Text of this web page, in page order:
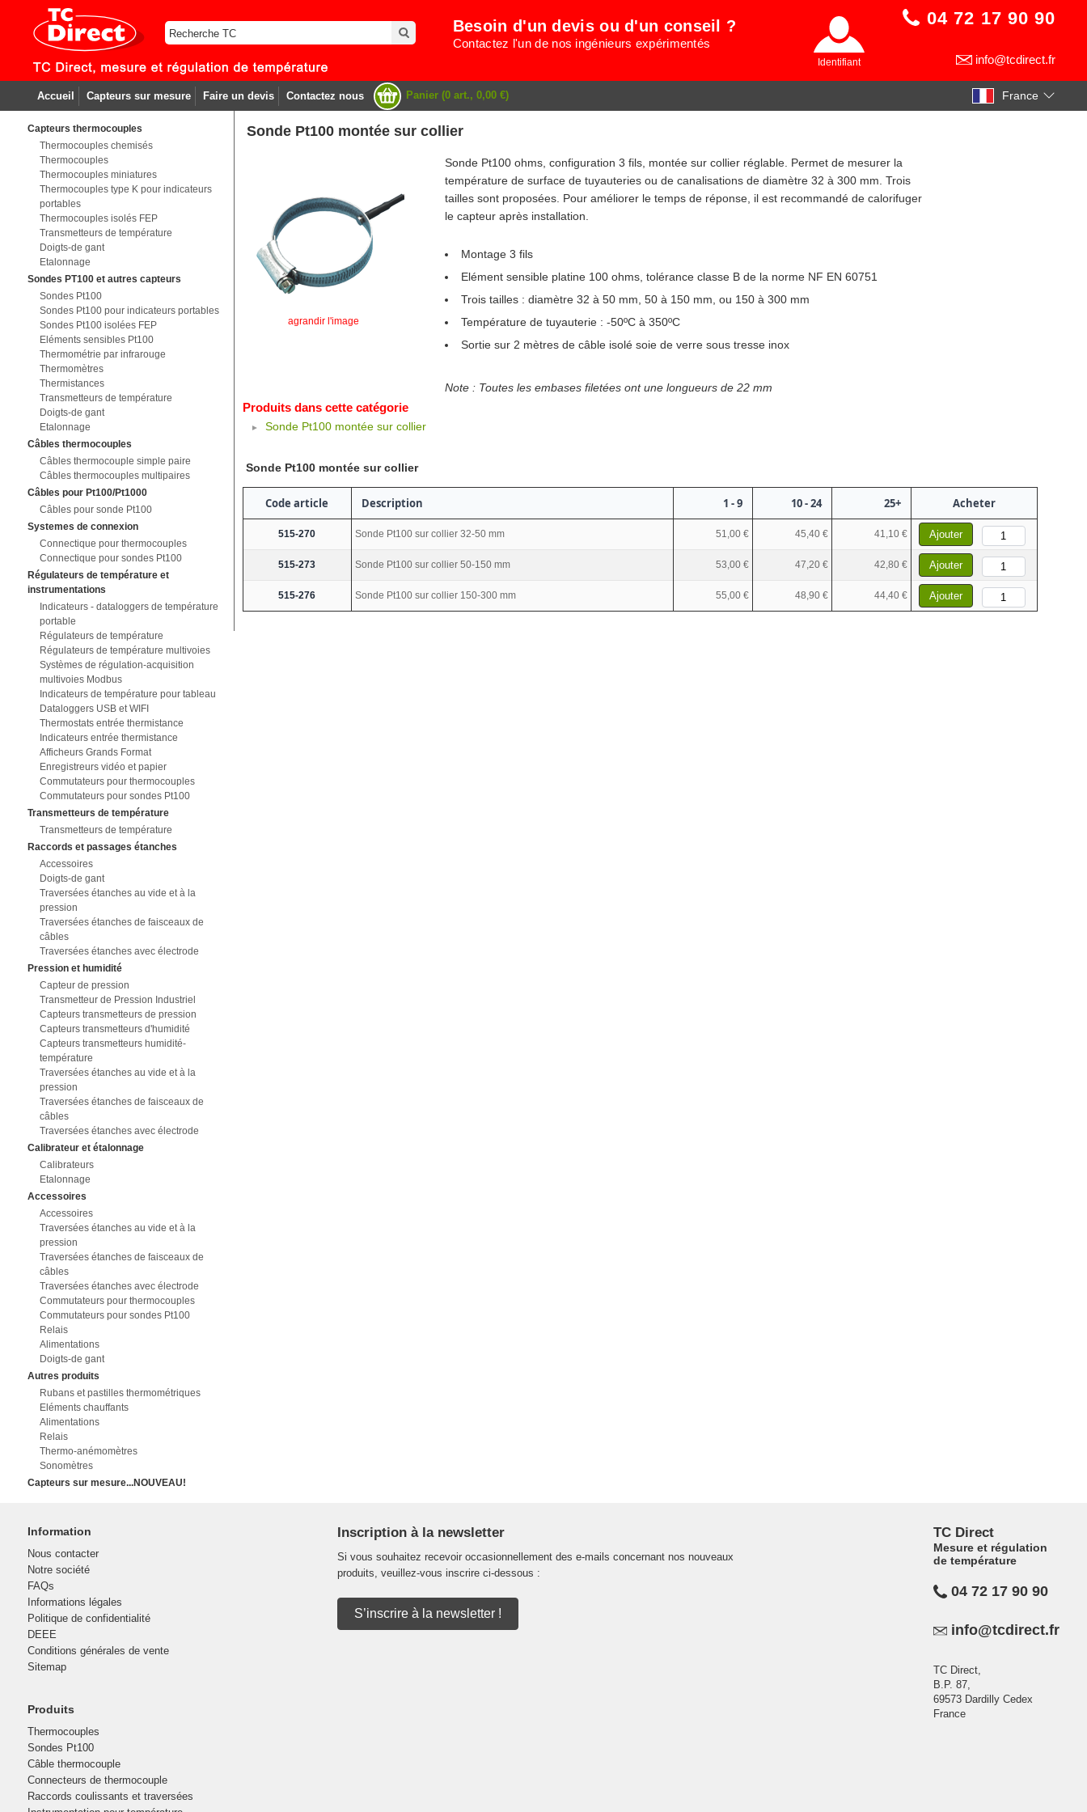
France
04 72 17 90 90
info@tcdirect.fr
Identifiant
Besoin d'un devis ou d'un conseil ?
Contactez l'un de nos ingénieurs expérimentés
Accueil Capteurs sur mesure Faire un devis Contactez nous Panier (0 art., 0,00 €)
Capteurs thermocouples
Thermocouples chemisés
Thermocouples
Thermocouples miniatures
Thermocouples type K pour indicateurs
portables
Thermocouples isolés FEP
Transmetteurs de température
Doigts-de gant
Etalonnage
Sondes PT100 et autres capteurs
Sondes Pt100
Sondes Pt100 pour indicateurs portables
Sondes Pt100 isolées FEP
Eléments sensibles Pt100
Thermométrie par infrarouge
Thermomètres
Thermistances
Transmetteurs de température
Doigts-de gant
Etalonnage
Câbles thermocouples
Câbles thermocouple simple paire
Câbles thermocouples multipaires
Câbles pour Pt100/Pt1000
Câbles pour sonde Pt100
Systemes de connexion
Connectique pour thermocouples
Connectique pour sondes Pt100
Régulateurs de température et
instrumentations
Indicateurs - dataloggers de température
portable
Régulateurs de température
Régulateurs de température multivoies
Systèmes de régulation-acquisition
multivoies Modbus
Indicateurs de température pour tableau
Dataloggers USB et WIFI
Thermostats entrée thermistance
Indicateurs entrée thermistance
Afficheurs Grands Format
Enregistreurs vidéo et papier
Commutateurs pour thermocouples
Commutateurs pour sondes Pt100
Transmetteurs de température
Transmetteurs de température
Raccords et passages étanches
Accessoires
Doigts-de gant
Traversées étanches au vide et à la
pression
Traversées étanches de faisceaux de
câbles
Traversées étanches avec électrode
Pression et humidité
Capteur de pression
Transmetteur de Pression Industriel
Capteurs transmetteurs de pression
Capteurs transmetteurs d'humidité
Capteurs transmetteurs humidité-
température
Traversées étanches au vide et à la
pression
Traversées étanches de faisceaux de
câbles
Traversées étanches avec électrode
Calibrateur et étalonnage
Calibrateurs
Etalonnage
Accessoires
Accessoires
Traversées étanches au vide et à la
pression
Traversées étanches de faisceaux de
câbles
Traversées étanches avec électrode
Commutateurs pour thermocouples
Commutateurs pour sondes Pt100
Relais
Alimentations
Doigts-de gant
Autres produits
Rubans et pastilles thermométriques
Eléments chauffants
Alimentations
Relais
Thermo-anémomètres
Sonomètres
Capteurs sur mesure...NOUVEAU!
Sonde Pt100 montée sur collier
agrandir l'image
Sonde Pt100 ohms, configuration 3 fils, montée sur collier réglable. Permet de mesurer la
température de surface de tuyauteries ou de canalisations de diamètre 32 à 300 mm. Trois
tailles sont proposées. Pour améliorer le temps de réponse, il est recommandé de calorifuger
le capteur après installation.
Montage 3 fils
Elément sensible platine 100 ohms, tolérance classe B de la norme NF EN 60751
Trois tailles : diamètre 32 à 50 mm, 50 à 150 mm, ou 150 à 300 mm
Température de tuyauterie : -50ºC à 350ºC
Sortie sur 2 mètres de câble isolé soie de verre sous tresse inox
Note : Toutes les embases filetées ont une longueurs de 22 mm
Produits dans cette catégorie
Sonde Pt100 montée sur collier
Sonde Pt100 montée sur collier
Code article Description 1 - 9 10 - 24 25+ Acheter
515-270 Sonde Pt100 sur collier 32-50 mm 51,00 € 45,40 € 41,10 € Ajouter
515-273 Sonde Pt100 sur collier 50-150 mm 53,00 € 47,20 € 42,80 € Ajouter
515-276 Sonde Pt100 sur collier 150-300 mm 55,00 € 48,90 € 44,40 € Ajouter
Information
Nous contacter
Notre société
FAQs
Informations légales
Politique de confidentialité
DEEE
Conditions générales de vente
Sitemap
Produits
Thermocouples
Sondes Pt100
Câble thermocouple
Connecteurs de thermocouple
Raccords coulissants et traversées
Inscription à la newsletter
Si vous souhaitez recevoir occasionnellement des e-mails concernant nos nouveaux
produits, veuillez-vous inscrire ci-dessous :
S’inscrire à la newsletter !
TC Direct
Mesure et régulation
de température
04 72 17 90 90
info@tcdirect.fr
TC Direct,
B.P. 87,
69573 Dardilly Cedex
France